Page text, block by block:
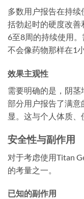
多数用户报告在持
括勃起时的硬度改
6至8周的持续使用
不会像药物那样在1
效果主观性
需要明确的是，阴茎
部分用户报告了满
显。这与个人体质、
安全性与副作用
对于考虑使用Titan
的考量之一。
已知的副作用